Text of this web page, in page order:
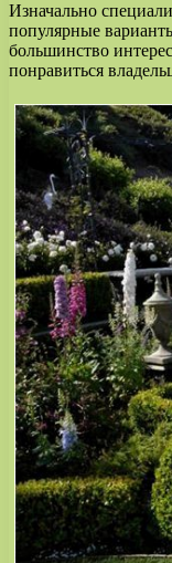
Изначально
популярные
большинство
понравиться